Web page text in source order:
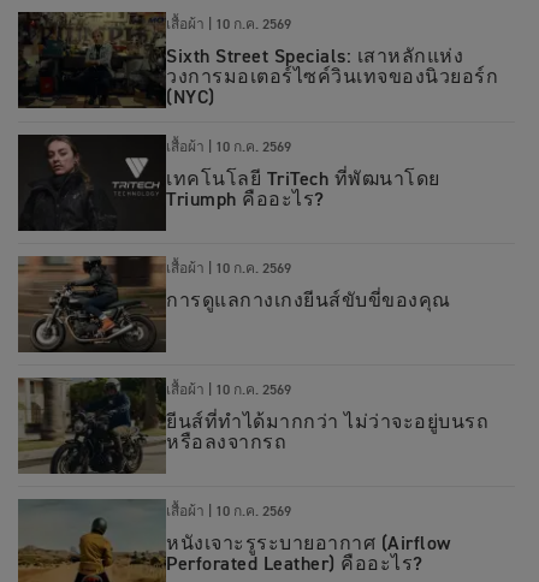
เสื้อผ้า | 10 ก.ค. 2569
Sixth Street Specials: เสาหลักแห่ง
วงการมอเตอร์ไซค์วินเทจของนิวยอร์ก
(NYC)
เสื้อผ้า | 10 ก.ค. 2569
เทคโนโลยี TriTech ที่พัฒนาโดย
Triumph คืออะไร?
เสื้อผ้า | 10 ก.ค. 2569
การดูแลกางเกงยีนส์ขับขี่ของคุณ
เสื้อผ้า | 10 ก.ค. 2569
ยีนส์ที่ทำได้มากกว่า ไม่ว่าจะอยู่บนรถ
หรือลงจากรถ
เสื้อผ้า | 10 ก.ค. 2569
หนังเจาะรูระบายอากาศ (Airflow
Perforated Leather) คืออะไร?